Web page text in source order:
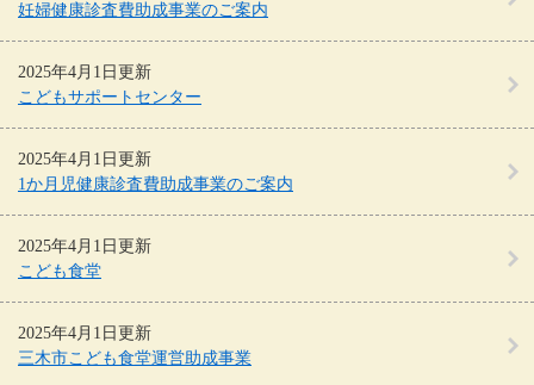
妊婦健康診査費助成事業のご案内
2025年4月1日更新
こどもサポートセンター
2025年4月1日更新
1か月児健康診査費助成事業のご案内
2025年4月1日更新
こども食堂
2025年4月1日更新
三木市こども食堂運営助成事業